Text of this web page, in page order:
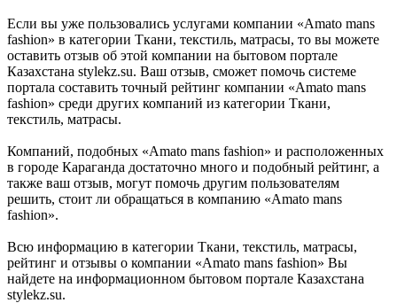
Если вы уже пользовались услугами компании «Amato mans
fashion» в категории Ткани, текстиль, матрасы, то вы можете
оставить отзыв об этой компании на бытовом портале
Казахстана stylekz.su. Ваш отзыв, сможет помочь системе
портала составить точный рейтинг компании «Amato mans
fashion» среди других компаний из категории Ткани,
текстиль, матрасы.
Компаний, подобных «Amato mans fashion» и расположенных
в городе Караганда достаточно много и подобный рейтинг, а
также ваш отзыв, могут помочь другим пользователям
решить, стоит ли обращаться в компанию «Amato mans
fashion».
Всю информацию в категории Ткани, текстиль, матрасы,
рейтинг и отзывы о компании «Amato mans fashion» Вы
найдете на информационном бытовом портале Казахстана
stylekz.su.